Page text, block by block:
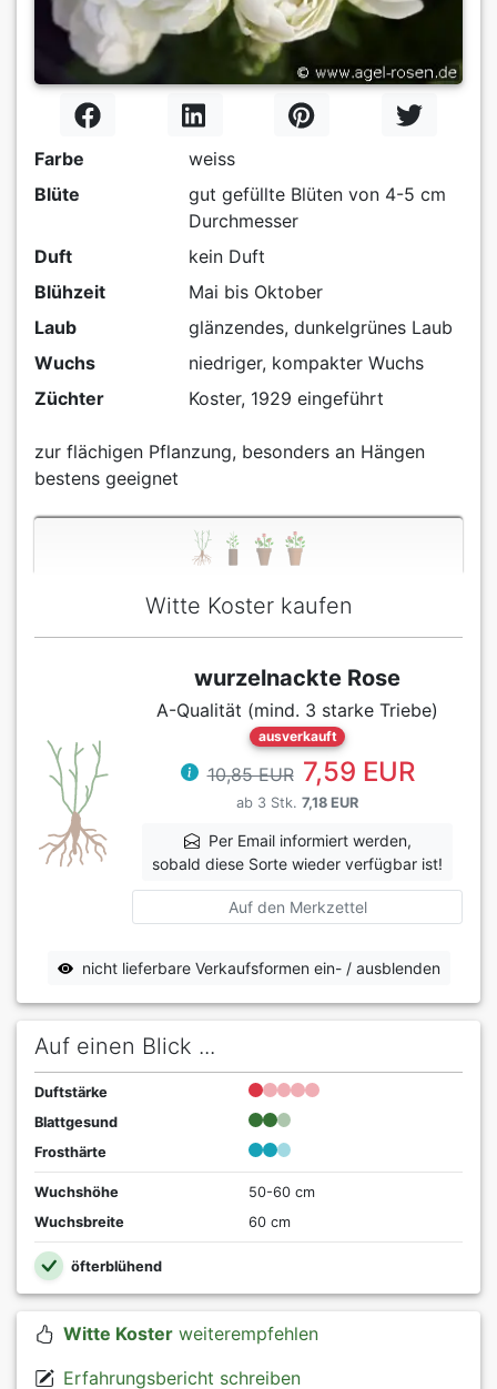
Farbe
weiss
Blüte
gut gefüllte Blüten von 4-5 cm
Durchmesser
Duft
kein Duft
Blühzeit
Mai bis Oktober
Laub
glänzendes, dunkelgrünes Laub
Wuchs
niedriger, kompakter Wuchs
Züchter
Koster, 1929 eingeführt
zur flächigen Pflanzung, besonders an Hängen
bestens geeignet
Witte Koster kaufen
wurzelnackte Rose
A-Qualität (mind. 3 starke Triebe)
ausverkauft
10,85 EUR 7,59 EUR
ab 3 Stk. 7,18 EUR
Per Email informiert werden,
sobald diese Sorte wieder verfügbar ist!
Auf den Merkzettel
nicht lieferbare Verkaufsformen ein- / ausblenden
Auf einen Blick ...
Duftstärke
Blattgesund
Frosthärte
Wuchshöhe
50-60 cm
Wuchsbreite
60 cm
öfterblühend
Witte Kosterweiterempfehlen
Erfahrungsbericht schreiben